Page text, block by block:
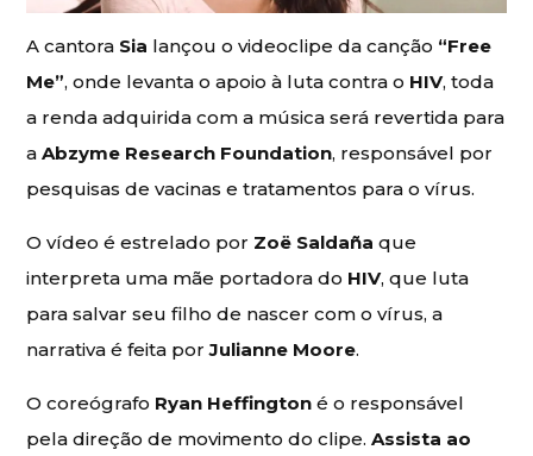
A cantora Sia lançou o videoclipe da canção “Free
Me”, onde levanta o apoio à luta contra o HIV, toda
a renda adquirida com a música será revertida para
aAbzyme Research Foundation, responsável por
pesquisas de vacinas e tratamentos para o vírus.
O vídeo é estrelado por Zoë Saldaña que
interpreta uma mãe portadora do HIV, que luta
para salvar seu filho de nascer com o vírus, a
narrativa é feita por Julianne Moore.
O coreógrafo Ryan Heffington é o responsável
pela direção de movimento do clipe.Assista ao